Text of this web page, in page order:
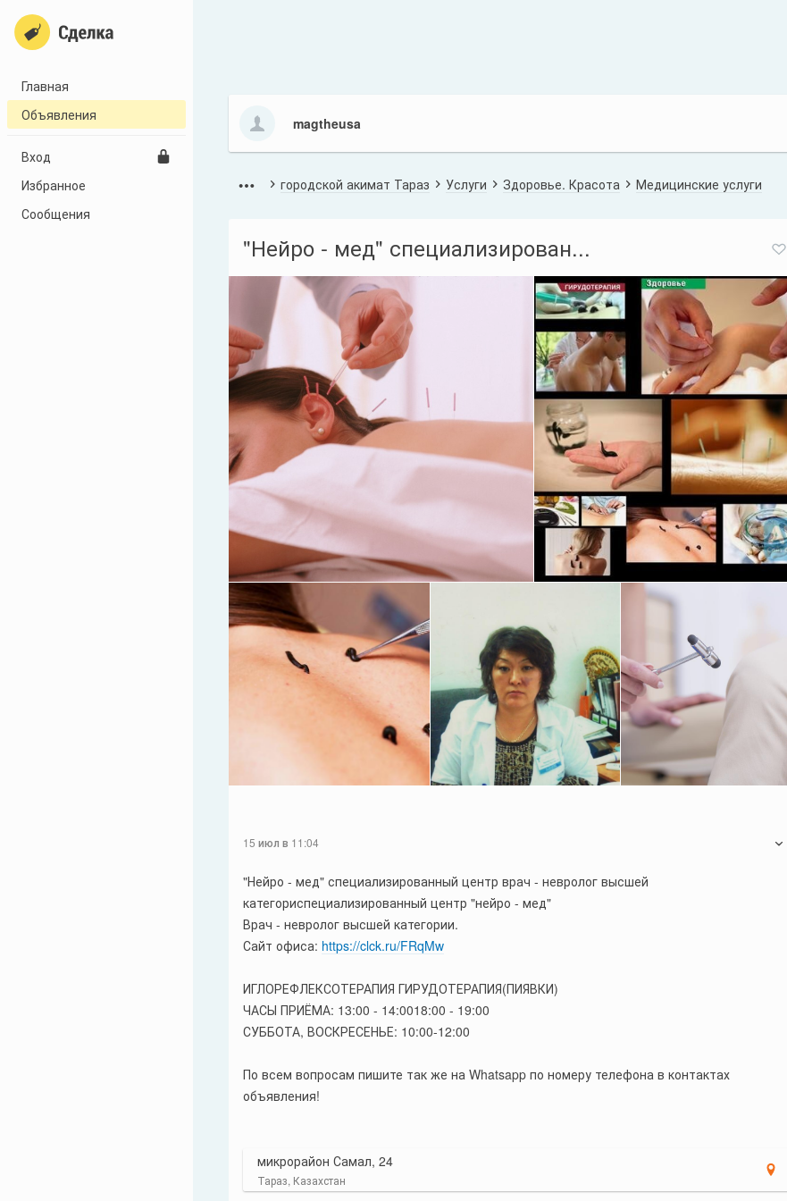
Главная
Объявления
Вход
Избранное
Сообщения
magtheusa
городской акимат Тараз Услуги Здоровье. Красота Медицинские услуги
"Нейро - мед" специализирован...
15 июл в 11:04
"Нейро - мед" специализированный центр врач - невролог высшей
категориспециализированный центр "нейро - мед"
Врач - невролог высшей категории.
Сайт офиса: https://clck.ru/FRqMw
ИГЛОРЕФЛЕКСОТЕРАПИЯ ГИРУДОТЕРАПИЯ(ПИЯВКИ)
ЧАСЫ ПРИЁМА: 13:00 - 14:0018:00 - 19:00
СУББОТА, ВОСКРЕСЕНЬЕ: 10:00-12:00
По всем вопросам пишите так же на Whatsapp по номеру телефона в контактах
объявления!
микрорайон Самал, 24
Тараз, Казахстан